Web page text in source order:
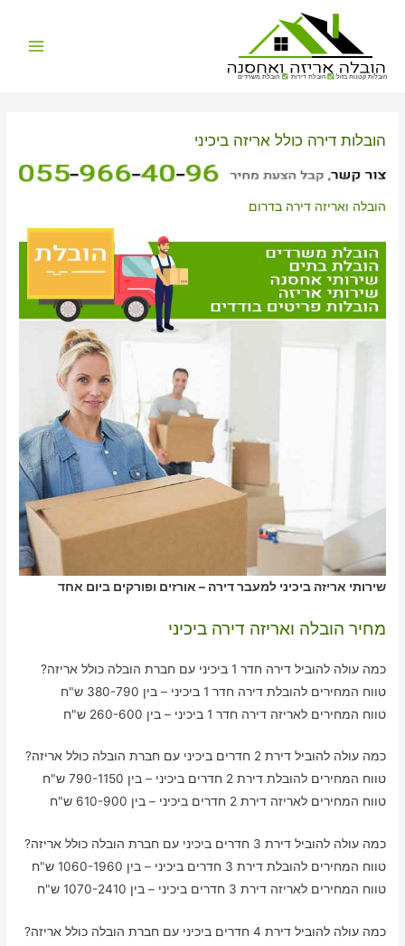
הובלות קטנות בזול הובלת דירות הובלת משרדים
הובלות דירה כולל אריזה ביכיני
הובלה ואריזה דירה בדרום
שירותי אריזה ביכיני למעבר דירה – אורזים ופורקים ביום אחד
מחיר הובלה ואריזה דירה ביכיני
כמה עולה להוביל דירה חדר 1 ביכיני עם חברת הובלה כולל אריזה?
טווח המחירים להובלת דירה חדר 1 ביכיני – בין 380-790 ש"ח
טווח המחירים לאריזה דירה חדר 1 ביכיני – בין 260-600 ש"ח
כמה עולה להוביל דירת 2 חדרים ביכיני עם חברת הובלה כולל אריזה?
טווח המחירים להובלת דירת 2 חדרים ביכיני – בין 790-1150 ש"ח
טווח המחירים לאריזה דירת 2 חדרים ביכיני – בין 610-900 ש"ח
כמה עולה להוביל דירת 3 חדרים ביכיני עם חברת הובלה כולל אריזה?
טווח המחירים להובלת דירת 3 חדרים ביכיני – בין 1060-1960 ש"ח
טווח המחירים לאריזה דירת 3 חדרים ביכיני – בין 1070-2410 ש"ח
כמה עולה להוביל דירת 4 חדרים ביכיני עם חברת הובלה כולל אריזה?